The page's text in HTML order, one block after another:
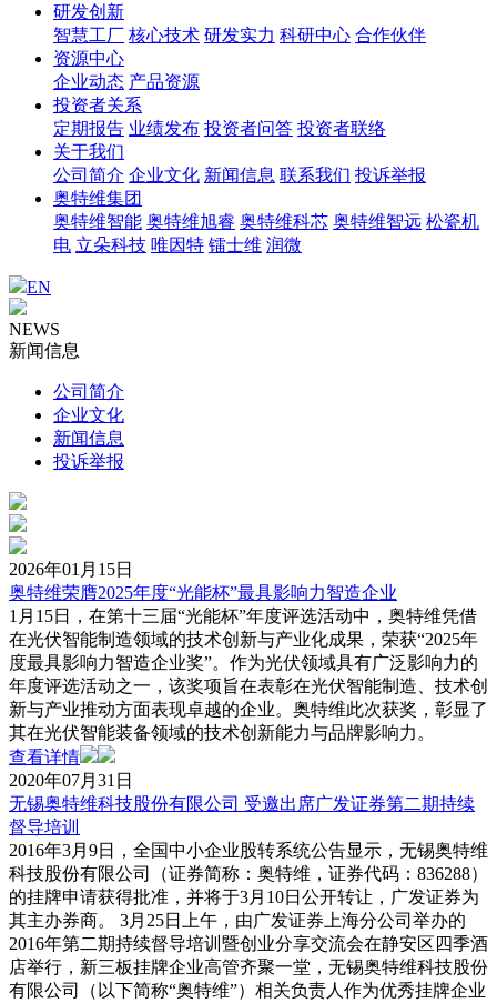
研发创新
智慧工厂 核心技术 研发实力 科研中心 合作伙伴
资源中心
企业动态 产品资源
投资者关系
定期报告 业绩发布 投资者问答 投资者联络
关于我们
公司简介 企业文化 新闻信息 联系我们 投诉举报
奥特维集团
奥特维智能 奥特维旭睿 奥特维科芯 奥特维智远 松瓷机
电 立朵科技 唯因特 镭士维 润微
EN
NEWS
新闻信息
公司简介
企业文化
新闻信息
投诉举报
2026年01月15日
奥特维荣膺2025年度“光能杯”最具影响力智造企业
1月15日，在第十三届“光能杯”年度评选活动中，奥特维凭借
在光伏智能制造领域的技术创新与产业化成果，荣获“2025年
度最具影响力智造企业奖”。作为光伏领域具有广泛影响力的
年度评选活动之一，该奖项旨在表彰在光伏智能制造、技术创
新与产业推动方面表现卓越的企业。奥特维此次获奖，彰显了
其在光伏智能装备领域的技术创新能力与品牌影响力。
查看详情
2020年07月31日
无锡奥特维科技股份有限公司 受邀出席广发证券第二期持续
督导培训
2016年3月9日，全国中小企业股转系统公告显示，无锡奥特维
科技股份有限公司（证券简称：奥特维，证券代码：836288）
的挂牌申请获得批准，并将于3月10日公开转让，广发证券为
其主办券商。 3月25日上午，由广发证券上海分公司举办的
2016年第二期持续督导培训暨创业分享交流会在静安区四季酒
店举行，新三板挂牌企业高管齐聚一堂，无锡奥特维科技股份
有限公司（以下简称“奥特维”）相关负责人作为优秀挂牌企业